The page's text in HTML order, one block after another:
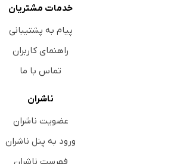
خدمات مشتریان
پیام به پشتیبانی
راهنمای کاربران
تماس با ما
ناشران
عضویت ناشران
ورود به پنل ناشران